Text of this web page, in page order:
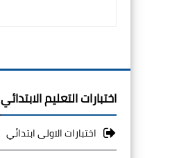
اختبارات التعليم الابتدائي
اختبارات الاولى ابتدائي